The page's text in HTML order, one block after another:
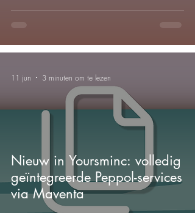
Nieuw in Yoursminc: volledig
geïntegreerde Peppol-services
via Maventa
11 jun 3 minuten om te lezen